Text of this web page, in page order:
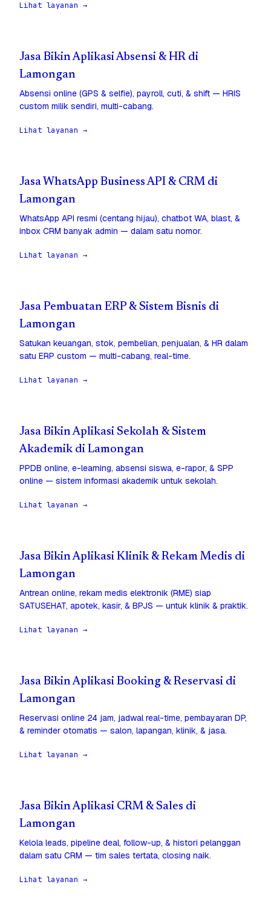
Lihat layanan →
Jasa Bikin Aplikasi Absensi & HR di
Lamongan
Absensi online (GPS & selfie), payroll, cuti, & shift — HRIS
custom milik sendiri, multi-cabang.
Lihat layanan →
Jasa WhatsApp Business API & CRM di
Lamongan
WhatsApp API resmi (centang hijau), chatbot WA, blast, &
inbox CRM banyak admin — dalam satu nomor.
Lihat layanan →
Jasa Pembuatan ERP & Sistem Bisnis di
Lamongan
Satukan keuangan, stok, pembelian, penjualan, & HR dalam
satu ERP custom — multi-cabang, real-time.
Lihat layanan →
Jasa Bikin Aplikasi Sekolah & Sistem
Akademik di Lamongan
PPDB online, e-learning, absensi siswa, e-rapor, & SPP
online — sistem informasi akademik untuk sekolah.
Lihat layanan →
Jasa Bikin Aplikasi Klinik & Rekam Medis di
Lamongan
Antrean online, rekam medis elektronik (RME) siap
SATUSEHAT, apotek, kasir, & BPJS — untuk klinik & praktik.
Lihat layanan →
Jasa Bikin Aplikasi Booking & Reservasi di
Lamongan
Reservasi online 24 jam, jadwal real-time, pembayaran DP,
& reminder otomatis — salon, lapangan, klinik, & jasa.
Lihat layanan →
Jasa Bikin Aplikasi CRM & Sales di
Lamongan
Kelola leads, pipeline deal, follow-up, & histori pelanggan
dalam satu CRM — tim sales tertata, closing naik.
Lihat layanan →